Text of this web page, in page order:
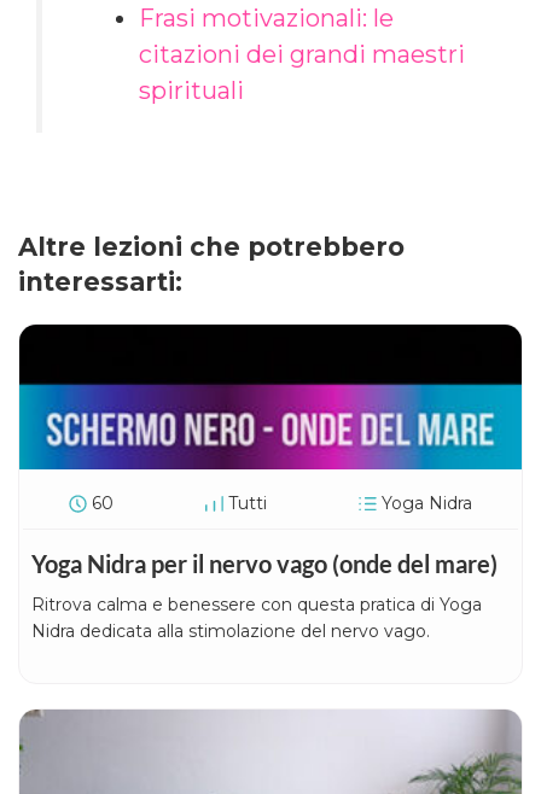
Frasi motivazionali: le
citazioni dei grandi maestri
spirituali
Altre lezioni che potrebbero
interessarti:
60 Tutti Yoga Nidra
Yoga Nidra per il nervo vago (onde del mare)
Ritrova calma e benessere con questa pratica di Yoga
Nidra dedicata alla stimolazione del nervo vago.